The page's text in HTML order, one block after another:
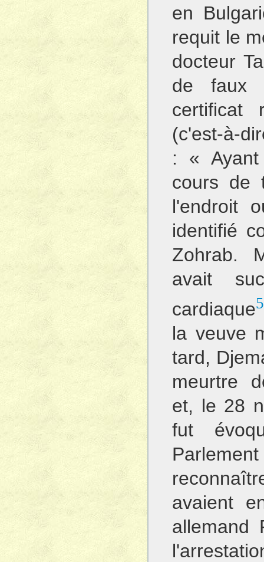
en
requit le
docteur
de faux
certificat
(c'est-à-
: «
cours de
l'endroit
identifié
Zohrab.
avait
cardiaque5
la veuve
tard,
meurtre
et, le 28
fut
avaient
allemand